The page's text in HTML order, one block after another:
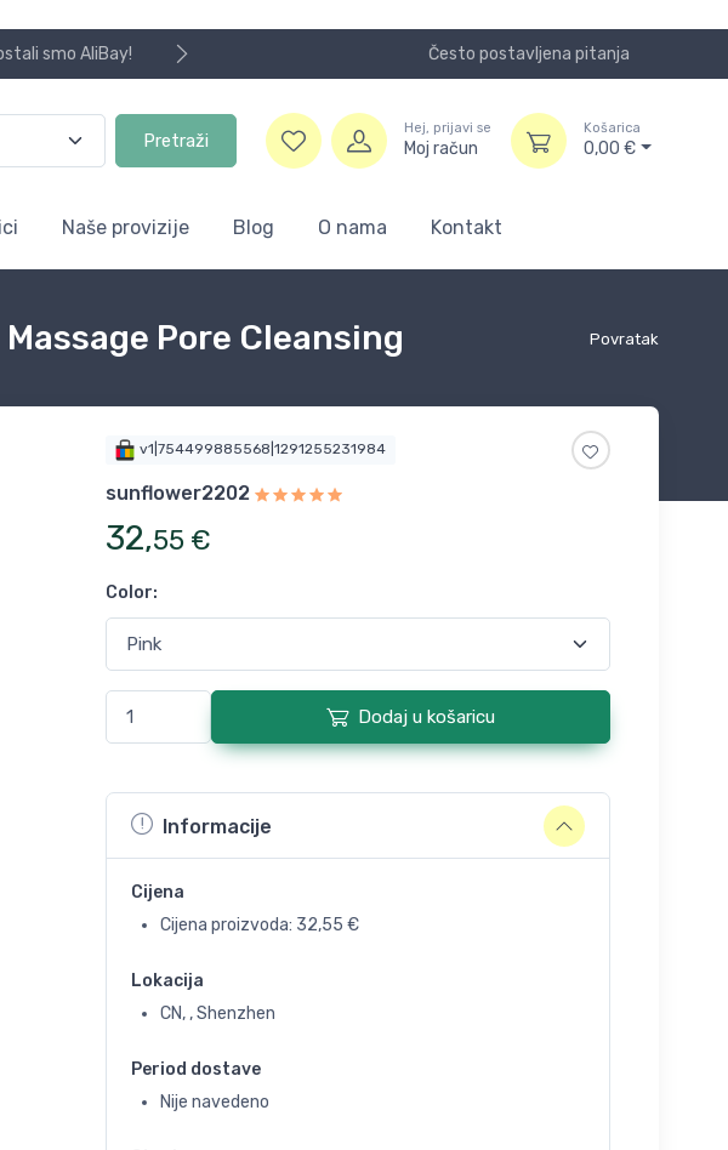
smo AliBay! Često postavljena pitanja
Pretraži
Hej, prijavi se
Moj račun
Košarica
0,00 €
Naše provizije Blog O nama Kontakt
Povratak
Pore Cleansing
v1|754499885568|1291255231984
sunflower2202
32,55 €
Color:
Dodaj u košaricu
Informacije
Cijena
Cijena proizvoda: 32,55 €
Lokacija
CN, , Shenzhen
Period dostave
Nije navedeno